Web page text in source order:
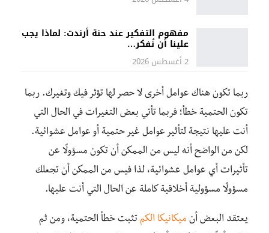
مفهوم التفكير عند حنة أرندت: لماذا يجب
علينا أن نُفكر…
2 أغسطس 2026
ربما تكون هناك عوامل أخرى لا حصر لها تؤثر فيك وتغيرك. ربما
تكون الحتمية خطأ؛ فربما تأتي بعض التغيرات في الحال التي
أنت عليها نتيجة لتأثير عوامل غير حتمية أو عوامل عشوائية.
لكن من الواضح أنه ليس من الممكن أن تكون مسؤولًا عن
تأثيرات أي عوامل عشوائية، لذا فيس من الممكن أن تجعلك
مسؤولًا مسؤولية أخلاقية كاملة عن الحال التي أنت عليها.
يعتقد البعض أن ميكانيكا الكم تثبت خطأ الحتمية، ومن ثم